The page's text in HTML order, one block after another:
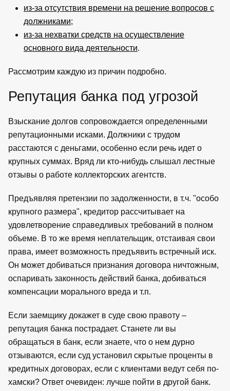
из-за отсутствия времени на решение вопросов с
должниками;
из-за нехватки средств на осуществление
основного вида деятельности.
Рассмотрим каждую из причин подробно.
Репутация банка под угрозой
Взыскание долгов сопровождается определенными
репутационными исками. Должники с трудом
расстаются с деньгами, особенно если речь идет о
крупных суммах. Вряд ли кто-нибудь слышал лестные
отзывы о работе коллекторских агентств.
Предъявляя претензии по задолженности, в т.ч. "особо
крупного размера", кредитор рассчитывает на
удовлетворение справедливых требований в полном
объеме. В то же время неплательщик, отстаивая свои
права, имеет возможность предъявить встречный иск.
Он может добиваться признания договора ничтожным,
оспаривать законность действий банка, добиваться
компенсации морального вреда и т.п.
Если заемщику докажет в суде свою правоту –
репутация банка пострадает. Станете ли вы
обращаться в банк, если знаете, что о нем дурно
отзываются, если суд установил скрытые проценты в
кредитных договорах, если с клиентами ведут себя по-
хамски? Ответ очевиден: лучше пойти в другой банк.